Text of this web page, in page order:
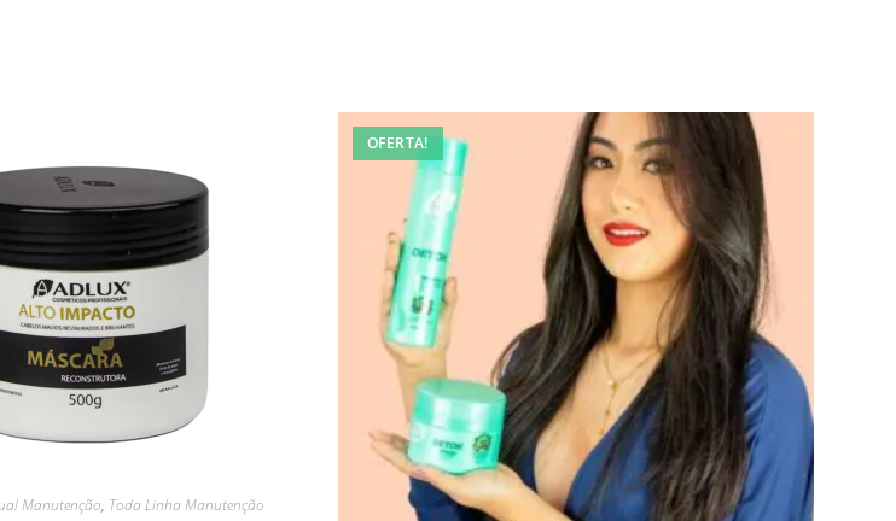
Manutenção, Toda Linha Manutenção
OFERTA!